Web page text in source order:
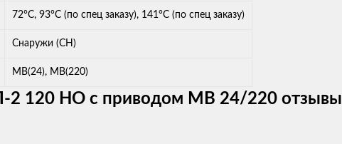
72°С, 93°С (по спец заказу), 141°С (по спец заказу)
Снаружи (СН)
МВ(24), МВ(220)
120 НО с приводом MB 24/220 отзывы